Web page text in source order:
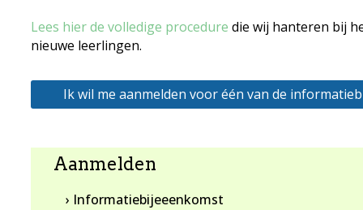
Lees hier de volledige procedure die wij hanteren bij
nieuwe leerlingen.
Ik wil me aanmelden voor één van de
Aanmelden
› Informatiebijeeenkomst